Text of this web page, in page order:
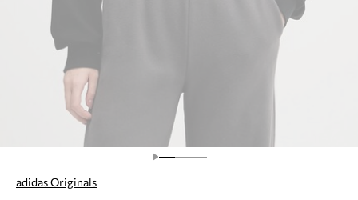
adidas Originals